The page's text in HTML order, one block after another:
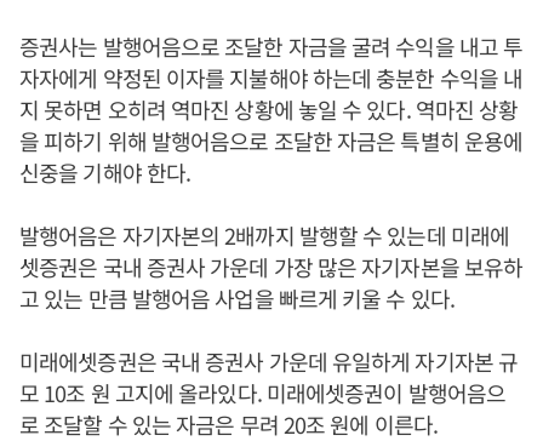
증권사는 발행어음으로 조달한 자금을 굴려 수익을 내고 투
자자에게 약정된 이자를 지불해야 하는데 충분한 수익을 내
지 못하면 오히려 역마진 상황에 놓일 수 있다. 역마진 상황
을 피하기 위해 발행어음으로 조달한 자금은 특별히 운용에
신중을 기해야 한다.
발행어음은 자기자본의 2배까지 발행할 수 있는데 미래에
셋증권은 국내 증권사 가운데 가장 많은 자기자본을 보유하
고 있는 만큼 발행어음 사업을 빠르게 키울 수 있다.
미래에셋증권은 국내 증권사 가운데 유일하게 자기자본 규
모 10조 원 고지에 올라있다. 미래에셋증권이 발행어음으
로 조달할 수 있는 자금은 무려 20조 원에 이른다.